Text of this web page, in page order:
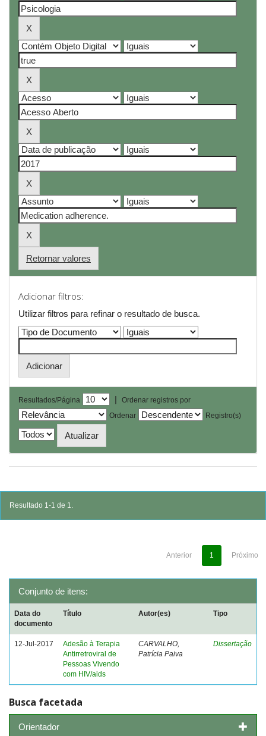
Retornar valores
Adicionar filtros:
Utilizar filtros para refinar o resultado de busca.
Resultados/Página |
Ordenar registros por
Ordenar
Registro(s)
Resultado 1-1 de 1.
Anterior 1 Próximo
Conjunto de itens:
Data do
documento
Título Autor(es) Tipo
12-Jul-2017
Adesão à Terapia
Antirretroviral de
Pessoas Vivendo
com HIV/aids
CARVALHO,
Patrícia Paiva
Dissertação
Busca facetada
Orientador